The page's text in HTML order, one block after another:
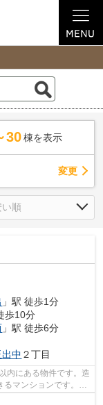
30 棟を表示
変更
」駅 徒歩1分
歩10分
」駅 徒歩6分
出中 ２丁目
内にある物件です。造
るマンションです。電